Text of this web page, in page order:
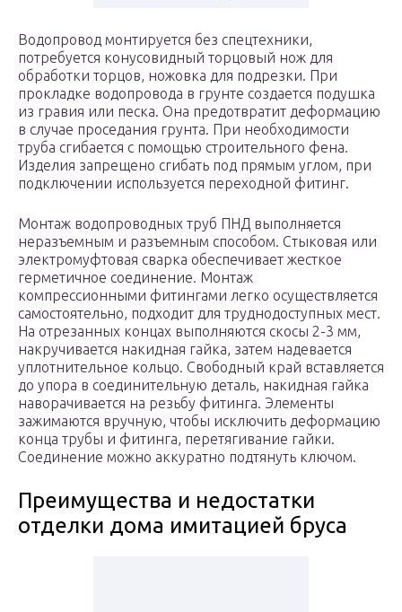
Водопровод монтируется без спецтехники,
потребуется конусовидный торцовый нож для
обработки торцов, ножовка для подрезки. При
прокладке водопровода в грунте создается подушка
из гравия или песка. Она предотвратит деформацию
в случае проседания грунта. При необходимости
труба сгибается с помощью строительного фена.
Изделия запрещено сгибать под прямым углом, при
подключении используется переходной фитинг.
Монтаж водопроводных труб ПНД выполняется
неразъемным и разъемным способом. Стыковая или
электромуфтовая сварка обеспечивает жесткое
герметичное соединение. Монтаж
компрессионными фитингами легко осуществляется
самостоятельно, подходит для труднодоступных мест.
На отрезанных концах выполняются скосы 2-3 мм,
накручивается накидная гайка, затем надевается
уплотнительное кольцо. Свободный край вставляется
до упора в соединительную деталь, накидная гайка
наворачивается на резьбу фитинга. Элементы
зажимаются вручную, чтобы исключить деформацию
конца трубы и фитинга, перетягивание гайки.
Соединение можно аккуратно подтянуть ключом.
Преимущества и недостатки
отделки дома имитацией бруса